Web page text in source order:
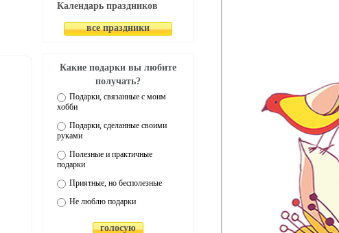
Календарь праздников
все праздники
Какие подарки вы любите
получать?
Подарки, связанные с моим
хобби
Подарки, сделанные своими
руками
Полезные и практичные
подарки
Приятные, но бесполезные
Не люблю подарки